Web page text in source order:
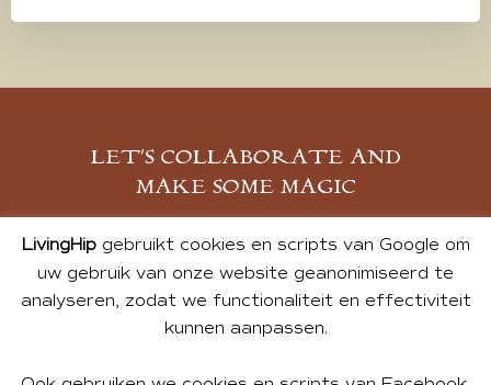
LET’S COLLABORATE AND
MAKE SOME MAGIC
MELD JE AAN
LivingHipgebruikt cookies en scripts van Google om
uw gebruik van onze website geanonimiseerd te
analyseren, zodat we functionaliteit en effectiviteit
kunnen aanpassen.